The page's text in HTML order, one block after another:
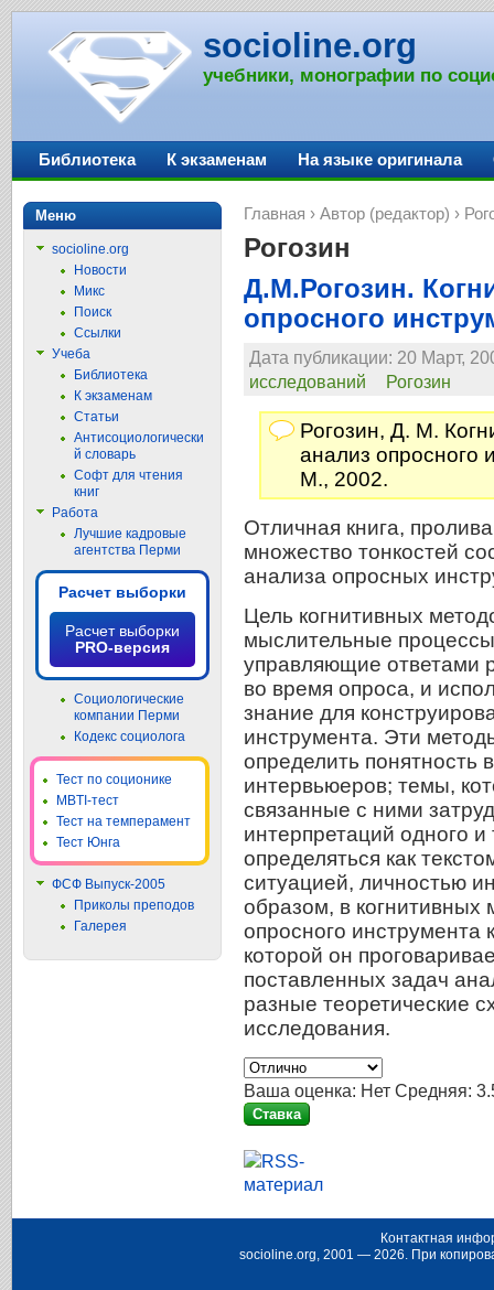
socioline.org
учебники, монографии по
Главная › Автор (редактор) ›
Рогозин
Д.М.Рогозин.
опросного
Дата публикации: 20 Март,
исследований
Рогозин
Рогозин, Д. М.
анализ опросного
М., 2002.
Отличная книга,
множество тонкостей
анализа опросных
Цель когнитивных
мыслительные
управляющие ответами
во время опроса, и
знание для
инструмента. Эти
определить понятность
интервьюеров; темы,
связанные с ними
интерпретаций одного
определяться как
ситуацией, личностью
образом, в когнитивных
опросного инструмента
которой он
поставленных задач
разные теоретические
исследования.
Ваша оценка: Нет Средняя:
Библиотека К экзаменам На языке оригинала
Меню
socioline.org
Новости
Микс
Поиск
Ссылки
Учеба
Библиотека
К экзаменам
Статьи
Антисоциологически
й словарь
Софт для чтения
книг
Работа
Лучшие кадровые
агентства Перми
Расчет выборки
Расчет выборки
PRO-версия
Социологические
компании Перми
Кодекс социолога
Тест по соционике
MBTI-тест
Тест на темперамент
Тест Юнга
ФСФ Выпуск-2005
Приколы преподов
Галерея
Контактная
socioline.org, 2001 — 2026. При